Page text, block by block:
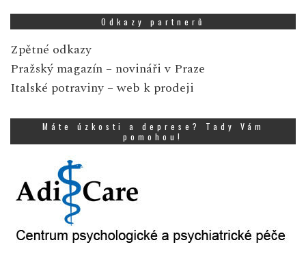
Odkazy partnerů
Zpětné odkazy
Pražský magazín – novináři v Praze
Italské potraviny – web k prodeji
Máte úzkosti a deprese? Tady Vám
pomohou!